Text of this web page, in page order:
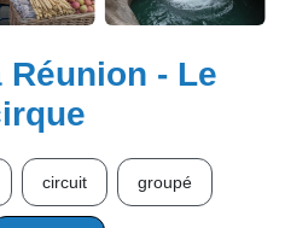
- Le
circuit groupé